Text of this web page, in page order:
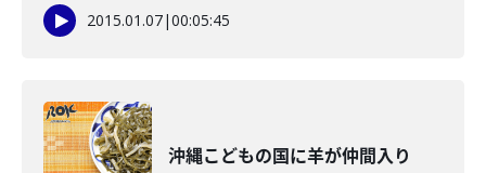
2015.01.07|00:05:45
沖縄こどもの国に羊が仲間入り